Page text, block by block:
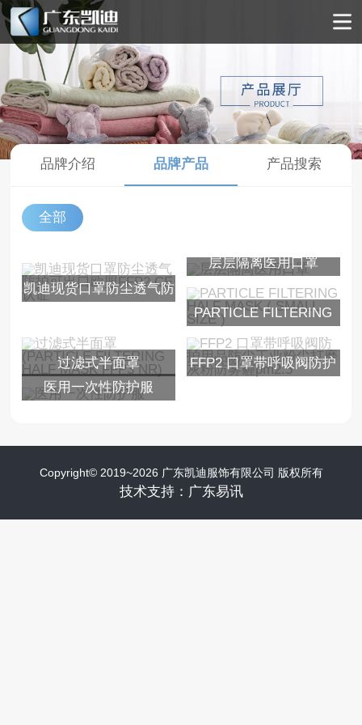
品牌介绍 品牌产品 产品搜索
全部
凯迪现货口罩防尘透气防
证
层层隔离医用口罩
PARTICLE FILTERING
HALF MASK ( SMALL
SIZE )
过滤式半面罩
(PARTICLE FILTERING
FFP2 口罩带呼吸阀防护
医用一次性防护服
Copyright© 2019~2026 广东凯迪服饰有限公司 版权所有
技术支持： 广东易讯